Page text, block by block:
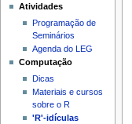
Atividades
Programação de
Seminários
Agenda do LEG
Computação
Dicas
Materiais e cursos
sobre o R
'R'-idículas